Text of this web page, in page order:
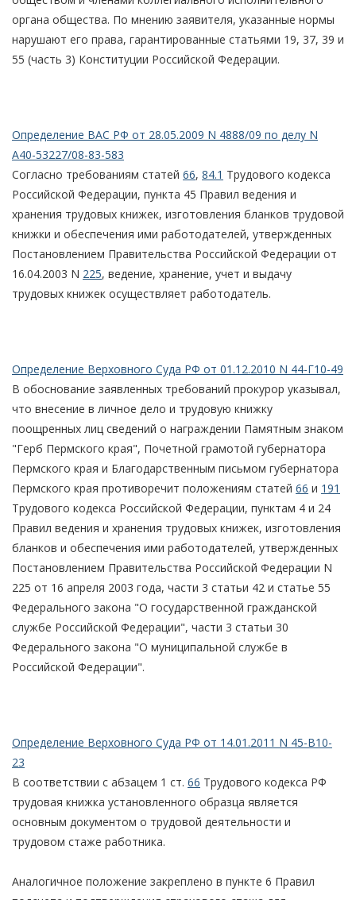
органа общества. По мнению заявителя, указанные нормы
нарушают его права, гарантированные статьями 19, 37, 39 и
55 (часть 3) Конституции Российской Федерации.
Определение ВАС РФ от 28.05.2009 N 4888/09 по делу N
А40-53227/08-83-583
Согласно требованиям статей 66, 84.1 Трудового кодекса
Российской Федерации, пункта 45 Правил ведения и
хранения трудовых книжек, изготовления бланков трудовой
книжки и обеспечения ими работодателей, утвержденных
Постановлением Правительства Российской Федерации от
16.04.2003 N 225, ведение, хранение, учет и выдачу
трудовых книжек осуществляет работодатель.
Определение Верховного Суда РФ от 01.12.2010 N 44-Г10-49
В обоснование заявленных требований прокурор указывал,
что внесение в личное дело и трудовую книжку
поощренных лиц сведений о награждении Памятным знаком
"Герб Пермского края", Почетной грамотой губернатора
Пермского края и Благодарственным письмом губернатора
Пермского края противоречит положениям статей 66 и 191
Трудового кодекса Российской Федерации, пунктам 4 и 24
Правил ведения и хранения трудовых книжек, изготовления
бланков и обеспечения ими работодателей, утвержденных
Постановлением Правительства Российской Федерации N
225 от 16 апреля 2003 года, части 3 статьи 42 и статье 55
Федерального закона "О государственной гражданской
службе Российской Федерации", части 3 статьи 30
Федерального закона "О муниципальной службе в
Российской Федерации".
Определение Верховного Суда РФ от 14.01.2011 N 45-В10-
23
В соответствии с абзацем 1 ст. 66 Трудового кодекса РФ
трудовая книжка установленного образца является
основным документом о трудовой деятельности и
трудовом стаже работника.
Аналогичное положение закреплено в пункте 6 Правил